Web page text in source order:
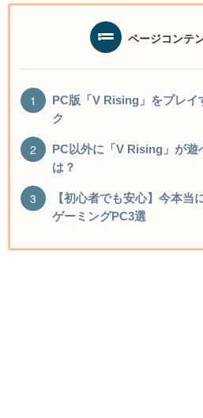
ページコンテ
PC版「V Rising」をプレイ
ク
PC以外に「V Rising」が遊
は？
【初心者でも安心】今本当
ゲーミングPC3選